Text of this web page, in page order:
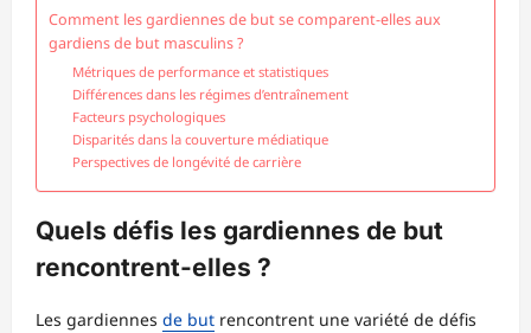
Comment les gardiennes de but se comparent-elles aux
gardiens de but masculins ?
Métriques de performance et statistiques
Différences dans les régimes d’entraînement
Facteurs psychologiques
Disparités dans la couverture médiatique
Perspectives de longévité de carrière
Quels défis les gardiennes de but
rencontrent-elles ?
Les gardiennes de but rencontrent une variété de défis